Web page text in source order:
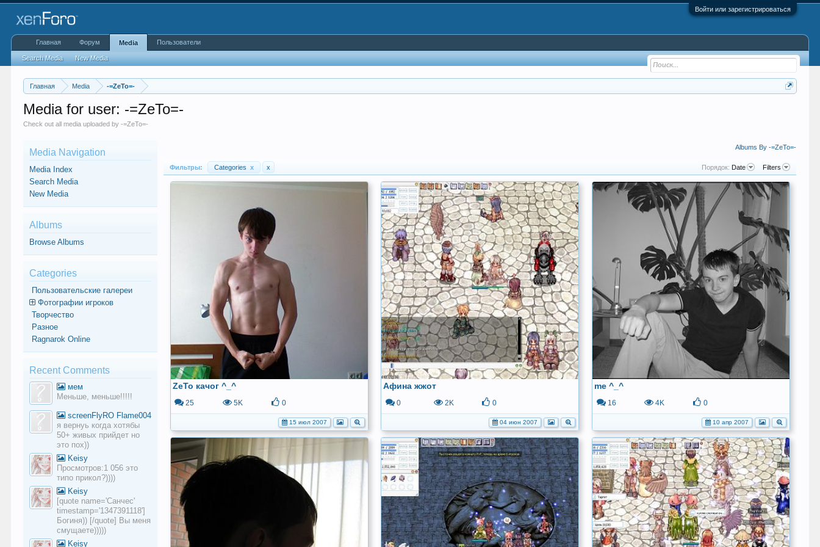
Войти или зарегистрироваться
Главная Media -=ZeTo=-
Media for user: -=ZeTo=-
Check out all media uploaded by -=ZeTo=-
Albums By -=ZeTo=-
Фильтры: Categories x x Порядок: Date Filters
ZeTo качог ^_^
25 5K 0
15 июл 2007
Афина жжот
0 2K 0
04 июн 2007
me ^_^
16 4K 0
10 апр 2007
Media Navigation
Media Index
Search Media
New Media
Albums
Browse Albums
Categories
Пользовательские галереи
Фотографии игроков
Творчество
Разное
Ragnarok Online
Recent Comments
мем
Меньше, меньше!!!!!
screenFlyRO Flame004
я вернуь когда хотябы
50+ живых прийдет но
это пох))
Keisy
Просмотров:1 056 это
типо прикол?))))
Keisy
[quote name='Санчес'
timestamp='1347391118']
Богиня)) [/quote] Вы меня
смущаете)))))
Keisy
Главная Форум Media
Search Media New Media
Пользователи